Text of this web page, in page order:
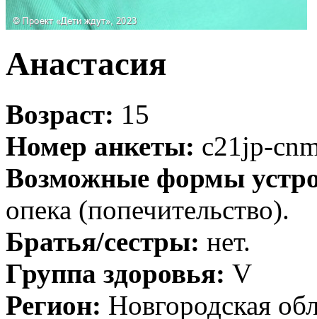
Анастасия
Возраст: 15
Номер анкеты: c21jp-
Возможные формы
опека (попечительство).
Братья/сестры: нет.
Группа здоровья: V
Регион: Новгородская